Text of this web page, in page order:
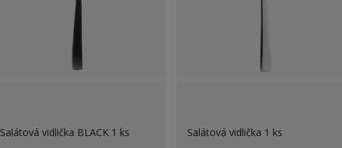
Salátová vidlička BLACK 1 ks Salátová vidlička 1 ks